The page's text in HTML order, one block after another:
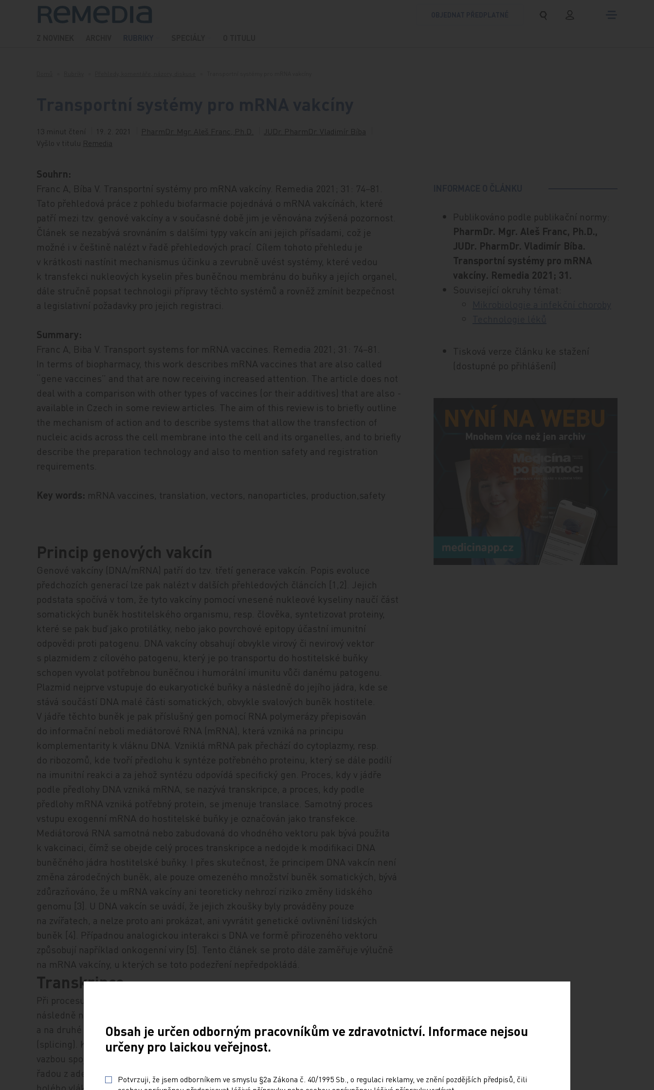
Přeskočit na obsah
13 minut čtení 19. 2. 2021 PharmDr. Mgr. Aleš Franc, Ph.D.
JUDr. PharmDr. Vladimír Bíba
Vyšlo v titulu Remedia
Souhrn:
Franc A, Bíba V. Transportní systémy pro mRNA vakcíny. Remedia 2021; 31: 74–81.
Tato přehledová práce z pohledu biofarmacie pojednává o mRNA vakcínách, které
patří mezi tzv. genové vakcíny a v současné době jim je věnována zvýšená pozornost.
Článek se nezabývá srovnáním s dalšími typy vakcín ani jejich přísadami, což je
možné i v češtině nalézt v řadě přehledových prací. Cílem tohoto přehledu je
v krátkosti nastínit mechanismus účinku a zevrubně uvést systémy, které vedou
k transfekci nukleových kyselin přes buněčnou membránu do buňky a jejích organel,
dále stručně popsat technologii přípravy těchto systémů a rovněž zmínit bezpečnost
a legislativní požadavky pro jejich registraci.
Summary:
Franc A, Biba V. Transport systems for mRNA vaccines. Remedia 2021; 31: 74–81.
In terms of biopharmacy, this work describes mRNA vaccines that are also called
“gene vaccines” and that are now receiving increased attention. The article does not
deal with a comparison with other types of vaccines (or their additives) that are also ­
available in Czech in some review articles. The aim of this review is to briefly outline
the mechanism of action and to describe systems that allow the transfection of
nucleic acids across the cell membrane into the cell and its organelles, and to briefly
describe the preparation technology and also to mention safety and registration
requirements.
Key words: mRNA vaccines, translation, vectors, nanoparticles, production,safety
Princip genových vakcín
Genové vakcíny (DNA/mRNA) patří do tzv. třetí generace vakcín. Popis evoluce
předchozích generací lze pak nalézt v dalších přehledových článcích [1,2]. Jejich
podstata spočívá v tom, že tyto vakcíny pomocí vnesené nukleové kyseliny naučí část
somatických buněk hostitelského organismu, resp. člověka, syntetizovat proteiny,
které se pak buď jako protilátky, nebo jako povrchové epitopy účastní imunitní
odpovědi proti patogenu. DNA vakcíny obsahují obvykle virový či nevirový vektor
s plazmidem z cílového patogenu, který je po transportu do hostitelské buňky
schopen vyvolat potřebnou buněčnou i humorální imunitu vůči danému patogenu.
Plazmid nejprve vstupuje do eukaryotické buňky a následně do jejího jádra, kde se
stává součástí DNA malé části somatických, obvykle svalových buněk hostitele.
V jádře těchto buněk je pak příslušný gen pomocí RNA polymerázy přepisován
do informační neboli mediátorové RNA (mRNA), která vzniká na principu
komplementarity k vláknu DNA. Vzniklá mRNA pak přechází do cytoplazmy, resp.
do ribozomů, kde tvoří předlohu k syntéze potřebného proteinu, který se dále podílí
na imunitní reakci a za jehož syntézu odpovídá specifický gen. Proces, kdy v jádře
podle předlohy DNA vzniká mRNA, se nazývá transkripce, a proces, kdy podle
předlohy mRNA vzniká potřebný protein, se jmenuje translace. Samotný proces
vstupu exogenní mRNA do hostitelské buňky je označován jako transfekce.
Mediátorová RNA samotná nebo zabudovaná do vhodného vektoru pak bývá použita
k vakcinaci, čímž se obejde celý proces transkripce a nedojde k modifikaci DNA
buněčného jádra hostitelské buňky. I přes skutečnost, že principem DNA vakcín není
změna zárodečných buněk, ale pouze omezeného množství buněk somatických, bývá
zdůrazňováno, že u mRNA vakcíny ani teoreticky nehrozí riziko změny lidského
genomu [3]. U DNA vakcín se uvádí, že jejich zkoušky byly prováděny pouze
na zvířatech, a nelze proto ani prokázat, ani vyvrátit genetické ovlivnění lidských
buněk [4]. Případnou analogickou interakci s DNA ve formě přirozeného vektoru
způsobují například onkogenní viry [5]. Tento článek se proto dále zaměřuje výlučně
na mRNA vakcíny, u kterých se toto podezření nepředpokládá.
Transkripce
Při procesu transkripce vzniká nejprve holé vlákno RNA (hnRNA), ke kterému je
následně na jedné straně přidána tzv. guanosinová čepička, tvořící konec 5᾽,
a na druhé straně je přidán tzv. poly(A) konec a celé vlákno prochází tzv. sestřihem
(splicing). Konec 5᾽ je tvořen především7 methylguanosinem
vazbou spojen s molekulou ribózy jednoho konce hnRNA. Poly(A) konec je tvořen
řadou z adeninových nukleotidů a je poly(A) polymerázou připojen k druhému konci
Publikováno podle publikační normy:
PharmDr. Mgr. Aleš Franc, Ph.D.,
JUDr. PharmDr. Vladimír Bíba.
Transportní systémy pro mRNA
vakcíny. Remedia 2021; 31.
Související okruhy témat:
Tisková verze článku ke stažení
(dostupné po přihlášení)
Obsah je určen odborným pracovníkům ve zdravotnictví. Informace nejsou
určeny pro laickou veřejnost.
Potvrzuji, že jsem odborníkem ve smyslu §2a Zákona č. 40/1995 Sb., o regulaci reklamy, ve znění pozdějších předpisů, čili